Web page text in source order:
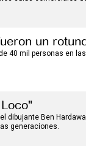
un
40 mil personas en
dibujante Ben
generaciones.